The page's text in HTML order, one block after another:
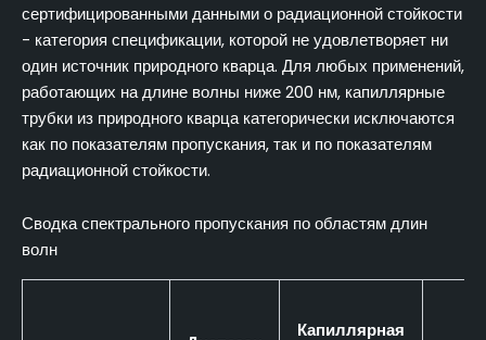
сертифицированными данными о радиационной стойкости
- категория спецификации, которой не удовлетворяет ни
один источник природного кварца. Для любых применений,
работающих на длине волны ниже 200 нм, капиллярные
трубки из природного кварца категорически исключаются
как по показателям пропускания, так и по показателям
радиационной стойкости.
Сводка спектрального пропускания по областям длин
волн
Капиллярная